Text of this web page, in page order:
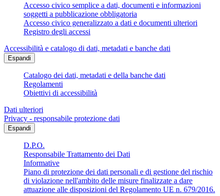
Accesso civico semplice a dati, documenti e informazioni
soggetti a pubblicazione obbligatoria
Accesso civico generalizzato a dati e documenti ulteriori
Registro degli accessi
Accessibilità e catalogo di dati, metadati e banche dati
Espandi
Catalogo dei dati, metadati e della banche dati
Regolamenti
Obiettivi di accessibilità
Dati ulteriori
Privacy - responsabile protezione dati
Espandi
D.P.O.
Responsabile Trattamento dei Dati
Informative
Piano di protezione dei dati personali e di gestione del rischio
di violazione nell'ambito delle misure finalizzate a dare
attuazione alle disposizioni del Regolamento UE n. 679/2016.